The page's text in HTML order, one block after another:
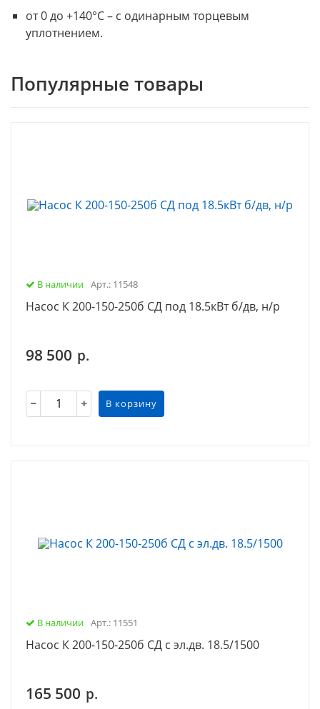
от 0 до +140°С – с одинарным торцевым
уплотнением.
Популярные товары
В наличии Арт.: 11548
Насос К 200-150-250б СД под 18.5кВт б/дв, н/р
98 500 р.
В корзину
В наличии Арт.: 11551
Насос К 200-150-250б СД с эл.дв. 18.5/1500
165 500 р.